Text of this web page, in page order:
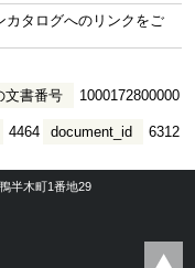
カタログへのリンクをご
文書番号 1000172800000
document_id 6312
4464
半木町1番地29